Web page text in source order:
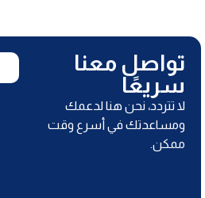
تواصل معنا
سريعًا
لا تتردد، نحن هنا لدعمك
ومساعدتك في أسرع وقت
ممكن.